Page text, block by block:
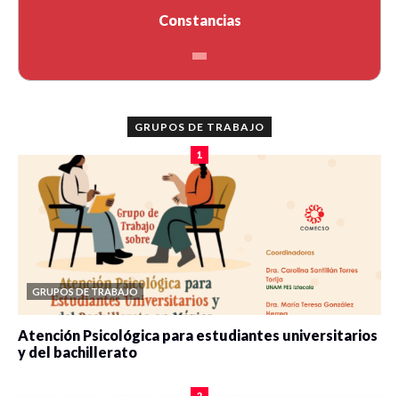
Constancias
GRUPOS DE TRABAJO
1
GRUPOS DE TRABAJO
Atención Psicológica para estudiantes universitarios
y del bachillerato